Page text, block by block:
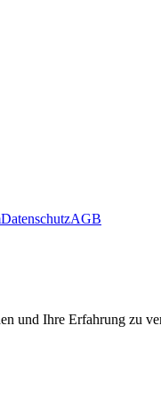
DatenschutzAGB
und Ihre Erfahrung zu